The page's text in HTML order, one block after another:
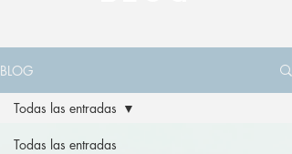
BLOG
Todas las entradas
Todas las entradas